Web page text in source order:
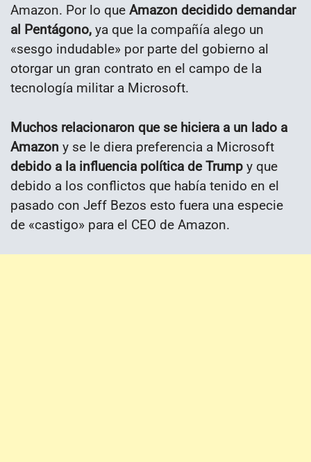
Amazon. Por lo que Amazon decidido demandar
al Pentágono, ya que la compañía alego un
«sesgo indudable» por parte del gobierno al
otorgar un gran contrato en el campo de la
tecnología militar a Microsoft.
Muchos relacionaron que se hiciera a un lado a
Amazon y se le diera preferencia a Microsoft
debido a la influencia política de Trump y que
debido a los conflictos que había tenido en el
pasado con Jeff Bezos esto fuera una especie
de «castigo» para el CEO de Amazon.